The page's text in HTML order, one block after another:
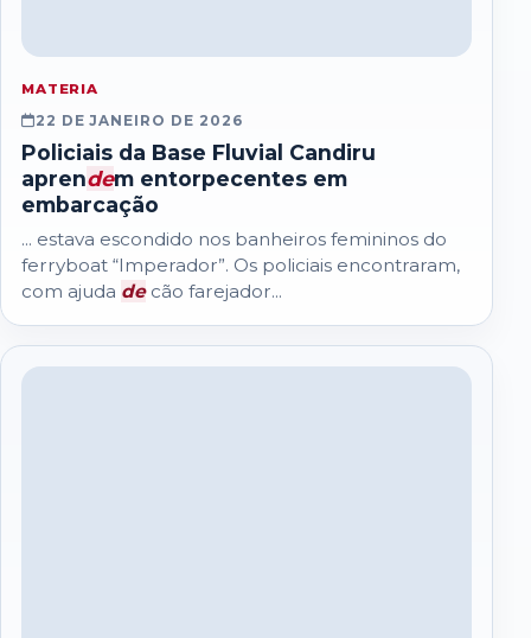
MATERIA
22 DE JANEIRO DE 2026
Policiais da Base Fluvial Candiru
aprendem entorpecentes em
embarcação
... estava escondido nos banheiros femininos do
ferryboat “Imperador”. Os policiais encontraram,
com ajuda decão farejador...